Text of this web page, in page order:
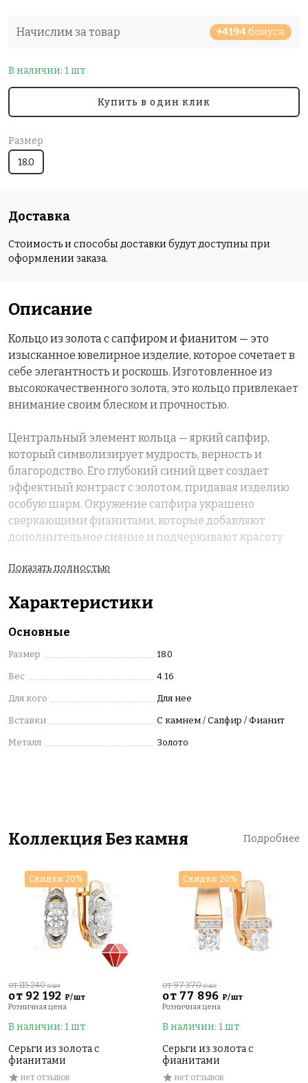
Начислим за товар +4194бонуса
В наличии: 1 шт
Купить в один клик
Размер
18.0
Доставка
Стоимость и способы доставки будут доступны при
оформлении заказа.
Описание
Кольцо из золота с сапфиром и фианитом — это
изысканное ювелирное изделие, которое сочетает в
себе элегантность и роскошь. Изготовленное из
высококачественного золота, это кольцо привлекает
внимание своим блеском и прочностью.
Центральный элемент кольца — яркий сапфир,
который символизирует мудрость, верность и
благородство. Его глубокий синий цвет создает
эффектный контраст с золотом, придавая изделию
особую шарм. Окружение сапфира украшено
сверкающими фианитами, которые добавляют
дополнительное сияние и подчеркивают красоту
особых случаев, таких как свадьба, юбилей или
Вставки изделия: 9 Фианит; 1 Сапфир синт. Гр 12*8;
Показать полностью
Характеристики
Основные
Размер 18.0
Вес 4.16
Для кого Для нее
Вставки С камнем / Сапфир / Фианит
Металл Золото
Коллекция Без камня Подробнее
от 92 192 ₽/шт
от 115 240₽/шт
Розничная цена
В наличии: 1 шт
Серьги из золота с
фианитами
нет отзывов
Скидка: 20%
от 77 896 ₽/шт
от 97 370₽/шт
Розничная цена
В наличии: 1 шт
Серьги из золота с
фианитами
нет отзывов
Скидка: 20%